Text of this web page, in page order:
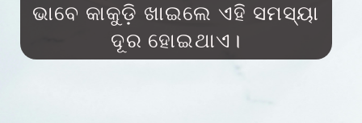
ଭାବେ କାକୁଡ଼ି ଖାଇଲେ ଏହି ସମସ୍ୟା
ଦୂର ହୋଇଥାଏ।